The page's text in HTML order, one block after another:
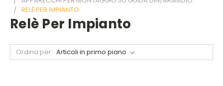
RELÈ PER IMPIANTO
Relè Per Impianto
Ordina per: